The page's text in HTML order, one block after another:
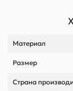
Материал
Размер
Страна